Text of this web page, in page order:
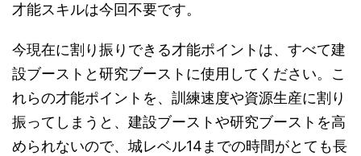
才能スキルは今回不要です。
今現在に割り振りできる才能ポイントは、すべて建
設ブーストと研究ブーストに使用してください。こ
れらの才能ポイントを、訓練速度や資源生産に割り
振ってしまうと、建設ブーストや研究ブーストを高
められないので、城レベル14までの時間がとても長